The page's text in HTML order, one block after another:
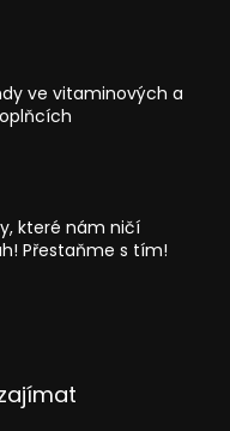
ve vitaminových a
které nám ničí
Přestaňme s tím!